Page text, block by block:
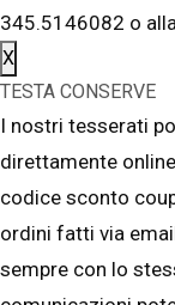
345.5146082 o
X
TESTA CONSERVE
I nostri tesserati
direttamente
codice sconto
ordini fatti via
sempre con lo